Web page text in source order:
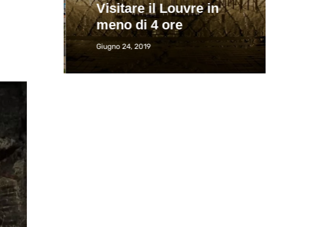
Visitare il Louvre in
meno di 4 ore
Giugno 24, 2019